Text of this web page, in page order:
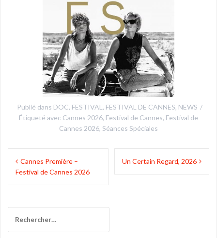
Publié dans DOC, FESTIVAL , FESTIVAL DE CANNES, NEWS
Étiqueté avec Cannes 2026, Festival de Cannes, Festival de
Cannes 2026, Séances Spéciales
Navigation
deCannes Première –
Festival de Cannes 2026
Un Certain Regard, 2026